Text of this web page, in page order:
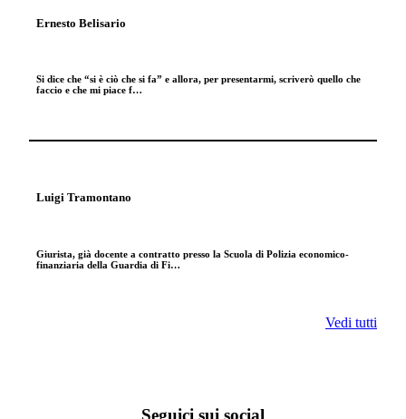
Ernesto Belisario
Si dice che “si è ciò che si fa” e allora, per presentarmi, scriverò quello che
faccio e che mi piace f…
Luigi Tramontano
Giurista, già docente a contratto presso la Scuola di Polizia economico-
finanziaria della Guardia di Fi…
Vedi tutti
Seguici sui social